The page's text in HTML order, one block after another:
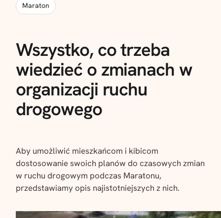
Maraton
Wszystko, co trzeba
wiedzieć o zmianach w
organizacji ruchu
drogowego
Aby umożliwić mieszkańcom i kibicom
dostosowanie swoich planów do czasowych zmian
w ruchu drogowym podczas Maratonu,
przedstawiamy opis najistotniejszych z nich.